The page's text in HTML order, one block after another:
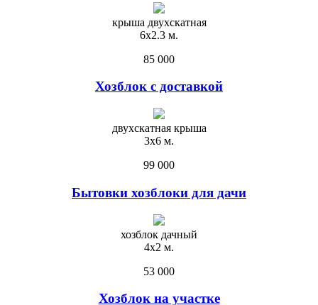
крыша двухскатная
6х2.3 м.
85 000
Хозблок с доставкой
двухскатная крыша
3х6 м.
99 000
Бытовки хозблоки для дачи
хозблок дачный
4х2 м.
53 000
Хозблок на участке